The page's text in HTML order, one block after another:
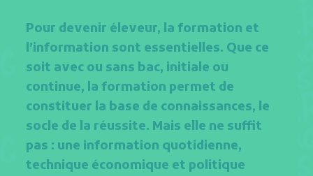
Pour devenir éleveur, la formation et
l’information sont essentielles. Que ce
soit avec ou sans bac, initiale ou
continue, la formation permet de
constituer la base de connaissances, le
socle de la réussite. Mais elle ne suffit
pas : une information quotidienne,
technique économique et politique